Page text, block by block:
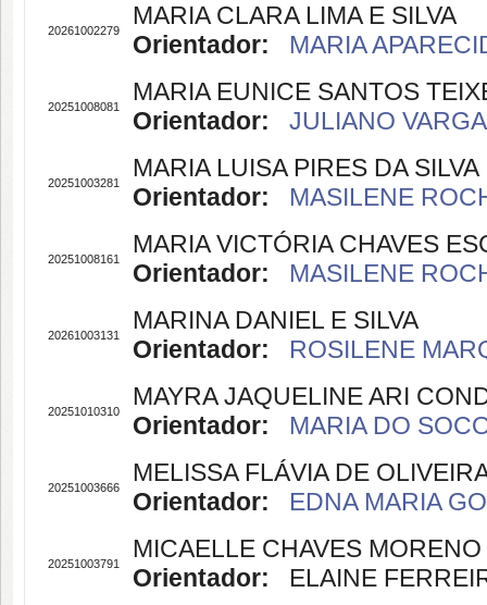
20261002279
MARIA CLARA LIMA E SILVA
Orientador:
MARIA
20251008081
MARIA EUNICE SANTOS
Orientador:
JULIANO
20251003281
MARIA LUISA PIRES DA SILVA
Orientador:
MASILENE
20251008161
MARIA VICTÓRIA CHAVES
Orientador:
MASILENE
20261003131
MARINA DANIEL E SILVA
Orientador:
ROSILENE
20251010310
MAYRA JAQUELINE ARI
Orientador:
MARIA DO
20251003666
MELISSA FLÁVIA DE
Orientador:
EDNA MARIA
20251003791
MICAELLE CHAVES MORENO
Orientador: ELAINE